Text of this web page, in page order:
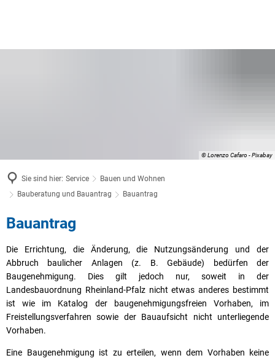
© Lorenzo Cafaro - Pixabay
Sie sind hier: Service
Bauen und Wohnen
Bauberatung und Bauantrag
Bauantrag
Bauantrag
Bauantrag
Die Errichtung, die Änderung, die Nutzungsänderung und der
Abbruch baulicher Anlagen (z. B. Gebäude) bedürfen der
Baugenehmigung. Dies gilt jedoch nur, soweit in der
Landesbauordnung Rheinland-Pfalz nicht etwas anderes bestimmt
ist wie im Katalog der baugenehmigungsfreien Vorhaben, im
Freistellungsverfahren sowie der Bauaufsicht nicht unterliegende
Vorhaben.
Eine Baugenehmigung ist zu erteilen, wenn dem Vorhaben keine